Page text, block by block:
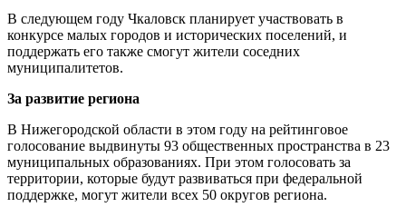
В следующем году Чкаловск планирует участвовать в
конкурсе малых городов и исторических поселений, и
поддержать его также смогут жители соседних
муниципалитетов.
За развитие региона
В Нижегородской области в этом году на рейтинговое
голосование выдвинуты 93 общественных пространства в 23
муниципальных образованиях. При этом голосовать за
территории, которые будут развиваться при федеральной
поддержке, могут жители всех 50 округов региона.